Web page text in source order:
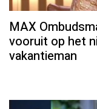
MAX
vooruit op het
vakantieman